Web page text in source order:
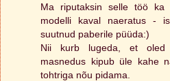
Ma riputaksin selle töö ka
modelli kaval naeratus -
suutnud paberile püüda:)
Nii kurb lugeda, et oled
masnedus kipub üle kahe
tohtriga nõu pidama.